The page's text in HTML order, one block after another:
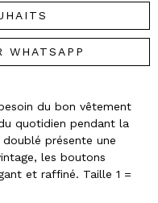
WHATSAPP
du bon vêtement
quotidien pendant la
présente une
les boutons
et raffiné. Taille 1 =